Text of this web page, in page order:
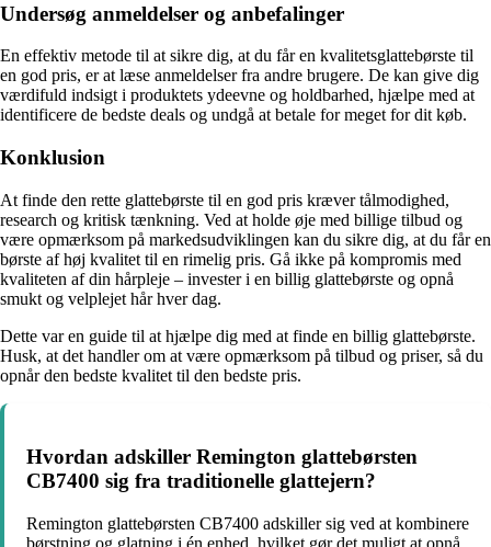
Undersøg anmeldelser og anbefalinger
En effektiv metode til at sikre dig, at du får en kvalitetsglattebørste til
en god pris, er at læse anmeldelser fra andre brugere. De kan give dig
værdifuld indsigt i produktets ydeevne og holdbarhed, hjælpe med at
identificere de bedste deals og undgå at betale for meget for dit køb.
Konklusion
At finde den rette glattebørste til en god pris kræver tålmodighed,
research og kritisk tænkning. Ved at holde øje med billige tilbud og
være opmærksom på markedsudviklingen kan du sikre dig, at du får en
børste af høj kvalitet til en rimelig pris. Gå ikke på kompromis med
kvaliteten af din hårpleje – invester i en billig glattebørste og opnå
smukt og velplejet hår hver dag.
Dette var en guide til at hjælpe dig med at finde en billig glattebørste.
Husk, at det handler om at være opmærksom på tilbud og priser, så du
opnår den bedste kvalitet til den bedste pris.
Hvordan adskiller Remington glattebørsten
CB7400 sig fra traditionelle glattejern?
Remington glattebørsten CB7400 adskiller sig ved at kombinere